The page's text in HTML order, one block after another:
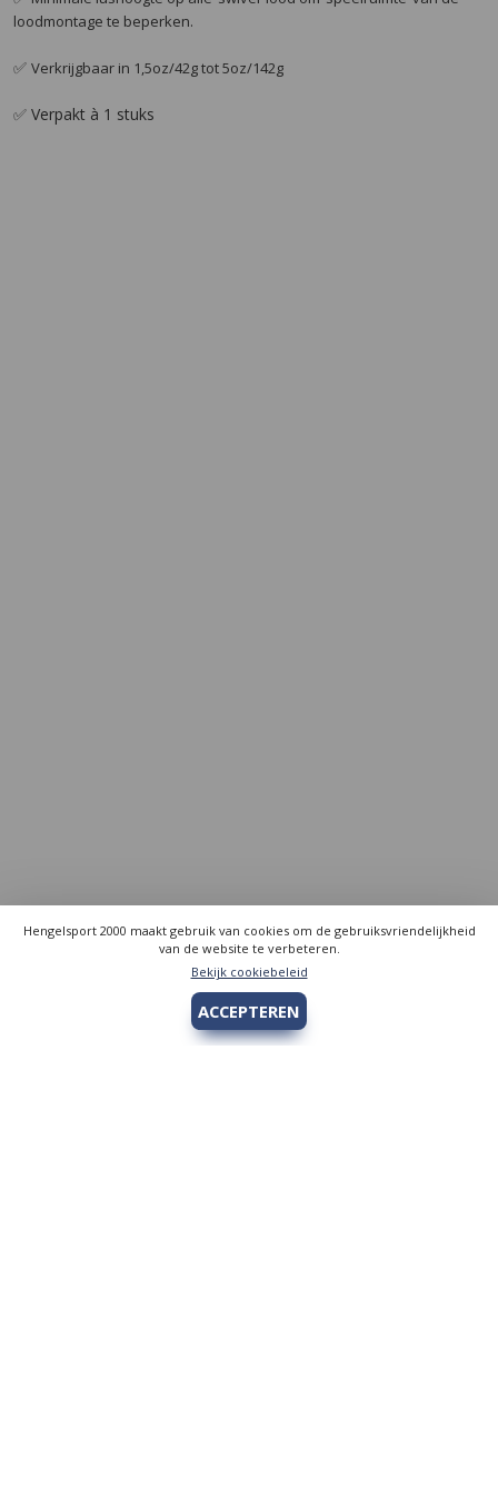
loodmontage te beperken.
✅ Verkrijgbaar in 1,5oz/42g tot 5oz/142g
✅ Verpakt à 1 stuks
Hengelsport 2000 maakt gebruik van cookies om de gebruiksvriendelijkheid
van de website te verbeteren.
Bekijk cookiebeleid
ACCEPTEREN